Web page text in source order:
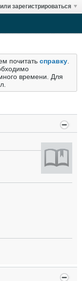
зарегистрироваться
почитать справку
времени. Для